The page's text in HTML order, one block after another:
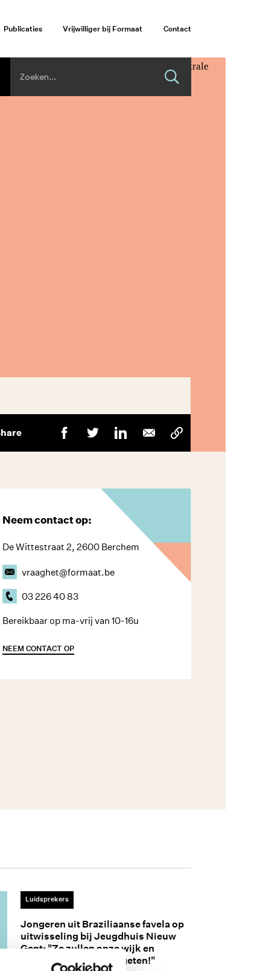
Publicaties Vrijwilliger bij Formaat Contact
Neem contact op:
De Wittestraat 2, 2600 Berchem
vraaghet@formaat.be
03 226 40 83
Bereikbaar op ma-vrij van 10-16u
NEEM CONTACT OP
Luidsprekers
Jongeren uit Braziliaanse favela op
uitwisseling bij Jeugdhuis Nieuw
Gent: "Ze zullen onze wijk en
jongeren niet snel vergeten!"